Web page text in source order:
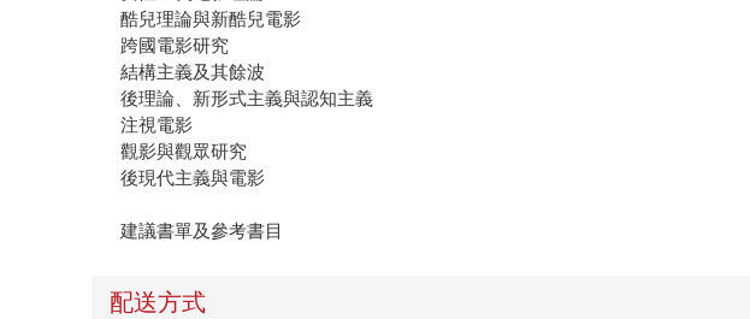
酷兒理論與新酷兒電影
跨國電影研究
結構主義及其餘波
後理論、新形式主義與認知主義
注視電影
觀影與觀眾研究
後現代主義與電影
建議書單及參考書目
配送方式